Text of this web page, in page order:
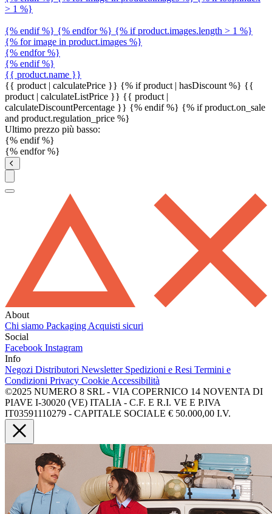
> 1 %}
{% endif %} {% endfor %} {% if product.images.length > 1 %}
{% for image in product.images %}
{% endfor %}
{% endif %}
{{ product.name }}
{{ product | calculatePrice }} {% if product | hasDiscount %} {{
product | calculateListPrice }} {{ product |
calculateDiscountPercentage }} {% endif %} {% if product.on_sale
and product.regulation_price %}
Ultimo prezzo più basso:
{% endif %}
{% endfor %}
About
Chi siamo Packaging Acquisti sicuri
Social
Facebook Instagram
Info
Negozi Distributori Newsletter Spedizioni e Resi Termini e
Condizioni Privacy Cookie Accessibilità
©2025 NUMERO 8 SRL - VIA COPERNICO 14 NOVENTA DI
PIAVE I-30020 (VE) ITALIA - C.F. E R.I. VE E P.IVA
IT03591110279 - CAPITALE SOCIALE € 50.000,00 I.V.